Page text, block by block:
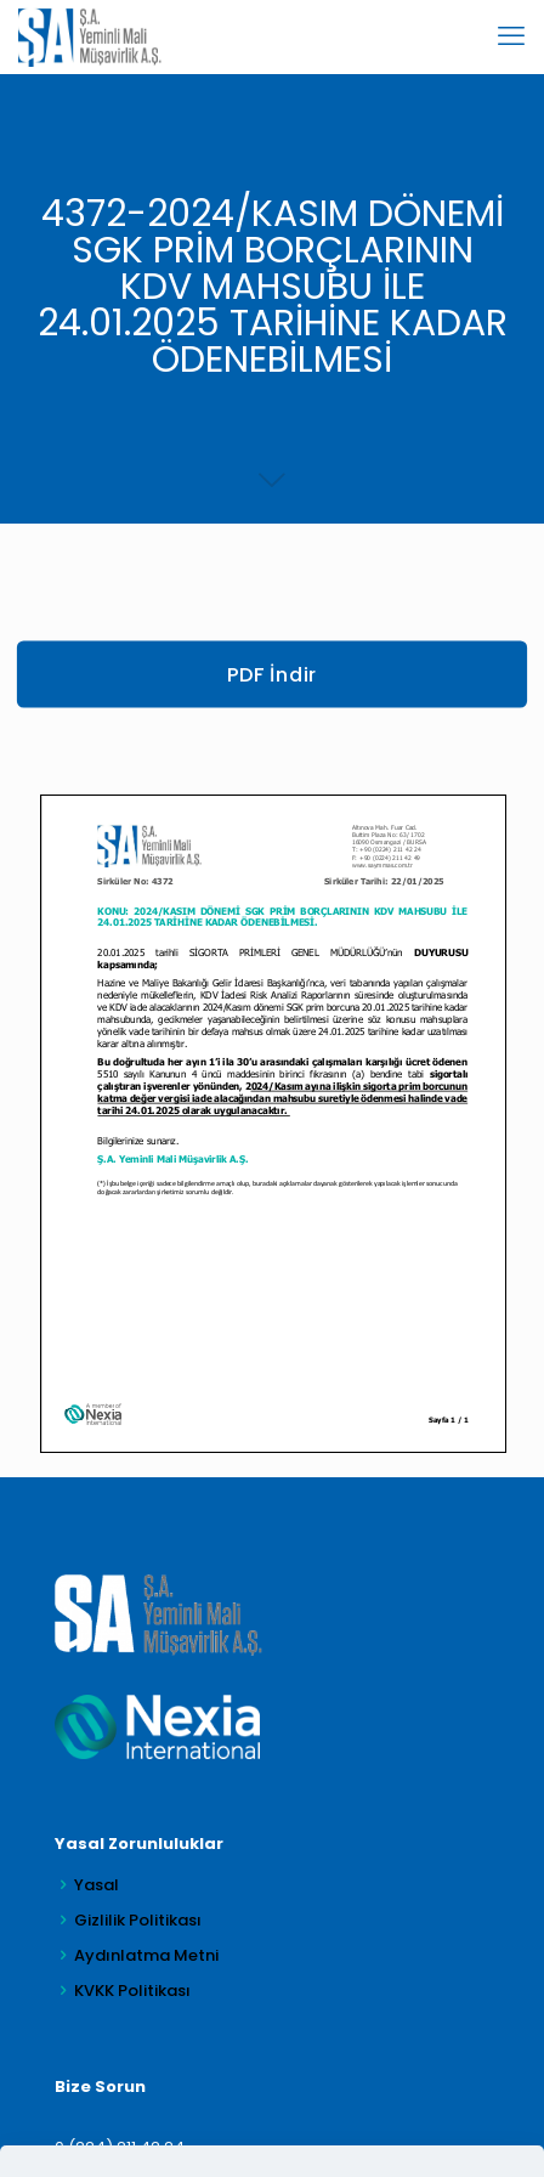
4372-2024/KASIM DÖNEMİ
SGK PRİM BORÇLARININ
KDV MAHSUBU İLE
24.01.2025 TARİHİNE KADAR
ÖDENEBİLMESİ
PDF İndir
Yasal Zorunluluklar
Yasal
Gizlilik Politikası
Aydınlatma Metni
KVKK Politikası
Bize Sorun
0 (224) 211 42 24